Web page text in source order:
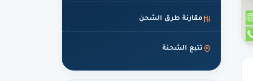
مقارنة طرق الشحن
تتبع الشحنة